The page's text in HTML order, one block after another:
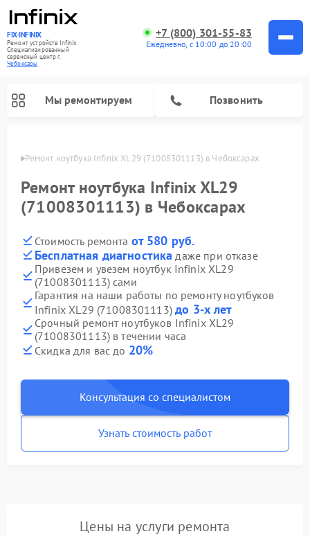
FIX-INFINIX
Ремонт устройств Infinix
Специализированный
cервисный центр г.
Чебоксары
+7 (800) 301-55-83
Ежедневно, с 10:00 до 20:00
Мы ремонтируем Позвонить
Ремонт ноутбука Infinix XL29 (71008301113) в Чебоксарах
Ремонт ноутбука Infinix XL29
(71008301113) в Чебоксарах
Стоимость ремонта от 580 руб.
Бесплатная диагностика даже при отказе
Привезем и увезем ноутбук Infinix XL29
(71008301113) сами
Гарантия на наши работы по ремонту ноутбуков
Infinix XL29 (71008301113)до 3-х лет
Срочный ремонт ноутбуков Infinix XL29
(71008301113) в течении часа
Скидка для вас до 20%
Консультация со специалистом
Узнать стоимость работ
Цены на услуги ремонта